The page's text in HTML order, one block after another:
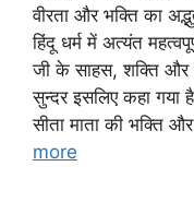
वीरता और भक्ति का
हिंदू धर्म में अत्यंत
जी के साहस, शक्ति और
सुन्दर इसलिए कहा गया
सीता माता की भक्ति
more